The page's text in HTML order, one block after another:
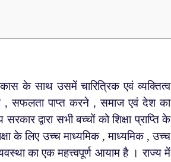
के साथ उसमें चारित्रिक एवं व्यक्तित्व
, सफलता पाप्त करने , समाज एवं देश का
द्वारा सभी बच्चों को शिक्षा प्राप्ति के
के लिए उच्च माध्यमिक , माध्यमिक , उच्च
का एक महत्त्वपूर्ण आयाम है । राज्य में